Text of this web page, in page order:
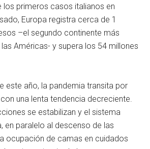
los primeros casos italianos en
Europa registra cerca de 1
–el segundo continente más
Américas- y supera los 54 millones
este año, la pandemia transita por
una lenta tendencia decreciente.
se estabilizan y el sistema
en paralelo al descenso de las
ocupación de camas en cuidados